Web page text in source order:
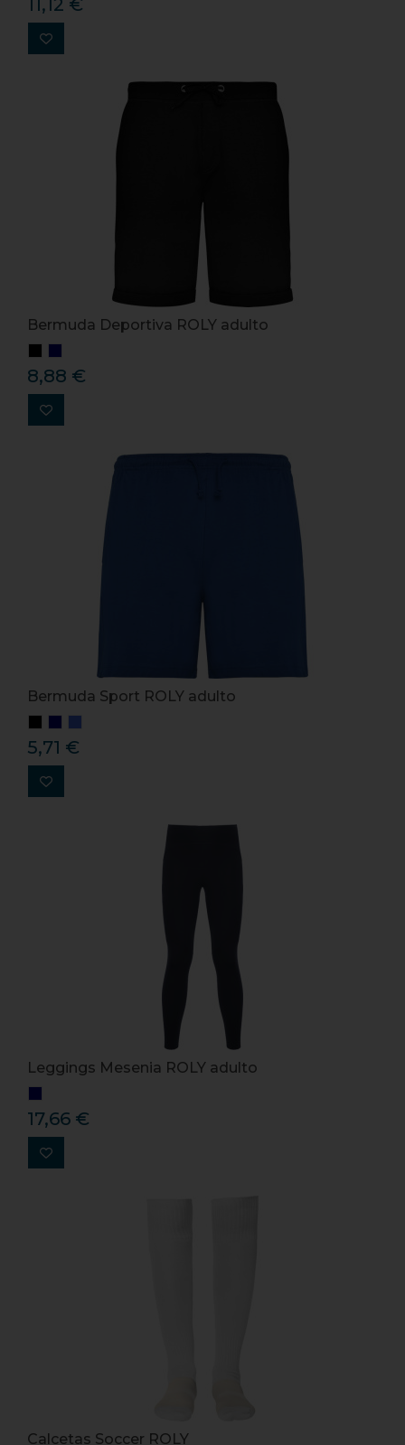
11,12 €
Bermuda Deportiva ROLY adulto
8,88 €
Bermuda Sport ROLY adulto
5,71 €
Leggings Mesenia ROLY adulto
17,66 €
Calcetas Soccer ROLY